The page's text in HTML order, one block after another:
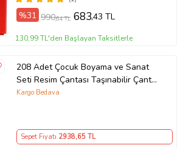
%31 990,64 TL 683,43 TL
130,99 TL'den Başlayan Taksitlerle
208 Adet Çocuk Boyama ve Sanat
Seti Resim Çantası Taşınabilir Çanta
Okul Öncesi Hediye Kırtasiye Set
Kargo Bedava
Sepet Fiyatı 2938,65 TL